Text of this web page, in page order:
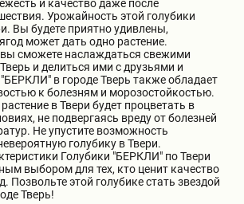
саженец
саженцы
саженцы
саженцы
и качество даже после
Урожайность этой голубики
Вы будете приятно удивлены,
может дать одно растение.
вы сможете наслаждаться свежими
и делиться ими с друзьями и
в городе Тверь также обладает
к болезням и морозостойкостью.
в Твери будет процветать в
не подвергаясь вреду от болезней
Не упустите возможность
голубику в Твери.
Голубики "БЕРКЛИ" по Твери
выбором для тех, кто ценит качество
Позвольте этой голубике стать звездой
Тверь!